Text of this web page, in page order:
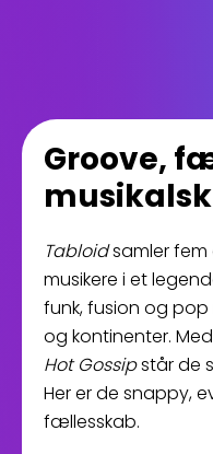
Groove,
Tabloidsamler
musikere i et
funk, fusion og
og kontinenter.
HotGossipstår de
Her er de snappy,
fællesskab.